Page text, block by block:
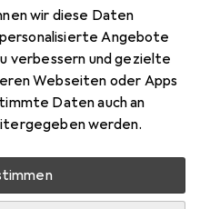
wir diese Daten
Angebote
verbessern und gezielte
Webseiten oder Apps
Daten auch an
werden.
Marke
Mehr von Helit
Merken